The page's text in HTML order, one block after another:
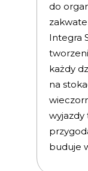
do
Integra
każdy
na
wyjazdy
buduje